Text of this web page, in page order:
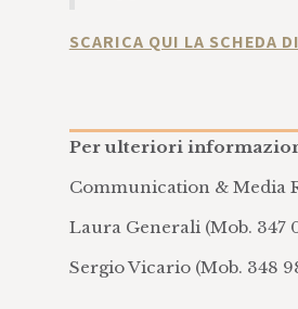
SCARICA QUI LA SCHEDA
Per ulteriori
Communication & Media
Laura Generali (Mob. 347
Sergio Vicario (Mob. 348